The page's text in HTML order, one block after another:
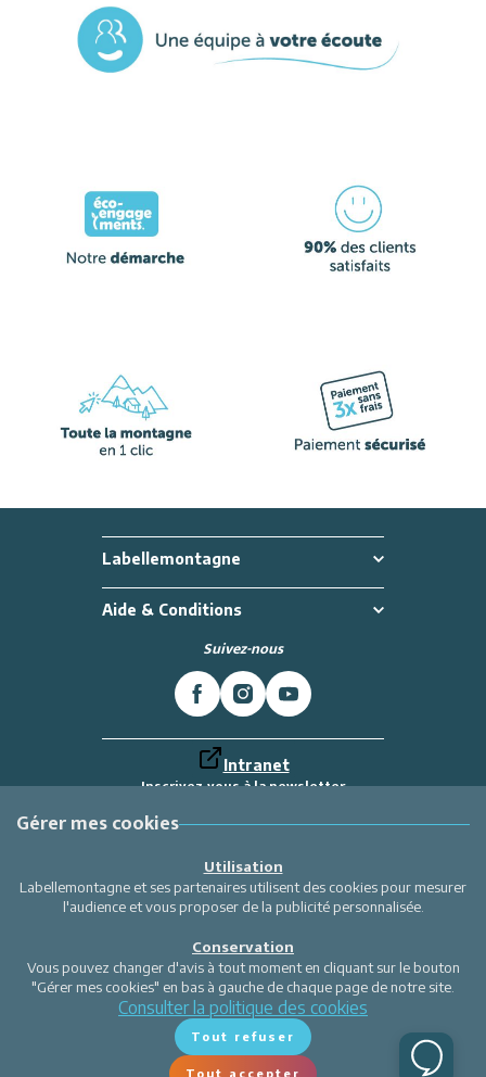
Labellemontagne
Aide & Conditions
Suivez-nous
Intranet
Inscrivez-vous à la newsletter
Labellemontagne
Gérer mes cookies
Utilisation
Labellemontagne et ses partenaires utilisent des cookies pour mesurer
l'audience et vous proposer de la publicité personnalisée.
Conservation
Vous pouvez changer d'avis à tout moment en cliquant sur le bouton
"Gérer mes cookies" en bas à gauche de chaque page de notre site.
Consulter la politique des cookies
Tout refuser
Tout accepter